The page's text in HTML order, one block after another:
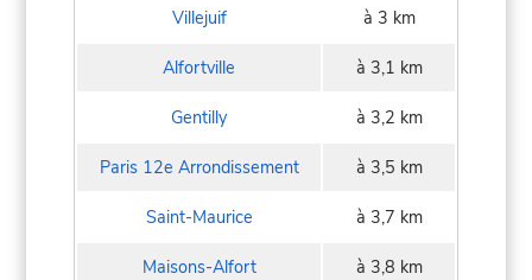
Villejuif à 3 km
Alfortville à 3,1 km
Gentilly à 3,2 km
Paris 12e Arrondissement à 3,5 km
Saint-Maurice à 3,7 km
Maisons-Alfort à 3,8 km